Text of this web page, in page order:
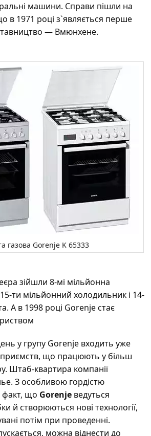
машини. Справи пішли на
в 1971 році з`являється перше
— Вмюнхене.
газова Gorenje K 65333
зійшли 8-мі мільйонна
ти мільйонний холодильник і 14-
А в 1998 році Gorenje стає
у групу Gorenje входить уже
що працюють у більш
Штаб-квартира компанії
З особливою гордістю
факт, що Gorenje ведуться
й створюються нові технології,
потім при проведенні.
можна віднести до